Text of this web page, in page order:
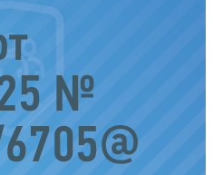
№